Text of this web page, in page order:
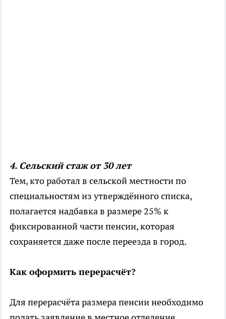
4. Сельский стаж от 30 лет
Тем, кто работал в сельской местности по
специальностям из утверждённого списка,
полагается надбавка в размере 25% к
фиксированной части пенсии, которая
сохраняется даже после переезда в город.
Как оформить перерасчёт?
Для перерасчёта размера пенсии необходимо